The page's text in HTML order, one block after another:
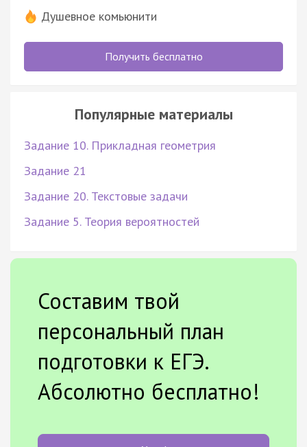
Душевное комьюнити
Получить бесплатно
Популярные материалы
Задание 10. Прикладная геометрия
Задание 21
Задание 20. Текстовые задачи
Задание 5. Теория вероятностей
Составим твой
персональный план
подготовки к ЕГЭ.
Абсолютно бесплатно!